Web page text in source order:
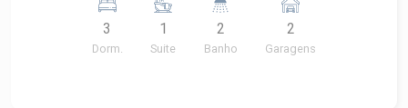
serviço. 2 vagas de garagem. Estuda
financiamento e FGTS.
3
Dorm.
1
Suite
2
Banho
2
Garagens